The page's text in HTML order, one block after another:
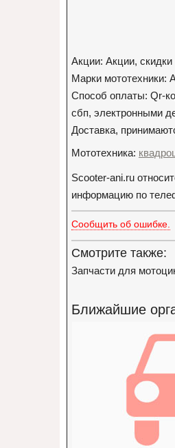
Акции: Акции, скидки
Марки мототехники:
Способ оплаты: Qr-
сбп, электронными
Доставка,
Мототехника:
Scooter-ani.ru
информацию по
Сообщить об ошибке.
Смотрите также:
Запчасти для
Ближайшие